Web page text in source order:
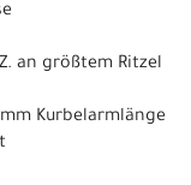
an größtem Ritzel
mm Kurbelarmlänge